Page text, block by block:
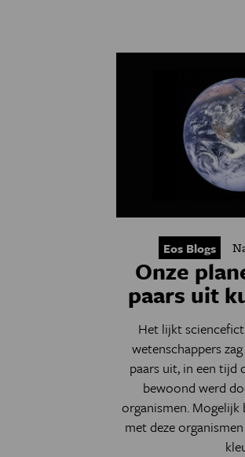
Eos Blogs
Onze
paars uit
Het lijkt
wetenschappers
paars uit, in een tijd
bewoond werd
organismen.
met deze